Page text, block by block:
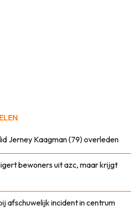
Jerney Kaagman (79) overleden
bewoners uit azc, maar krijgt
afschuwelijk incident in centrum